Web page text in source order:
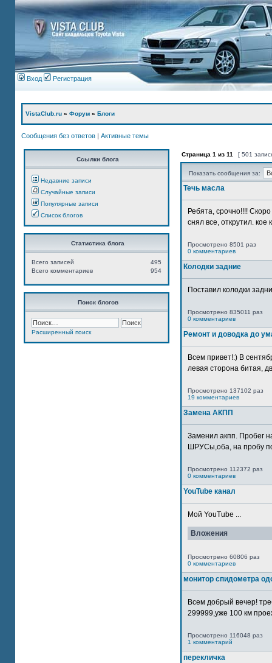
Вход Регистрация
VistaClub.ru » Форум » Блоги
Сообщения без ответов | Активные темы
Ссылки блога
Недавние записи
Случайные записи
Популярные записи
Список блогов
Статистика блога
495
Всего записей
954
Всего комментариев
Поиск блогов
Расширенный поиск
Страница 1 из 11 [ 501
Показать сообщения за:
Течь масла
Ребята, срочно!!!!
снял все, открутил. кое
Просмотрено 8501 раз
0 комментариев
Колодки задние
Поставил колодки
Просмотрено 835011 раз
0 комментариев
Ремонт и доводка до
Всем привет!:) В
левая сторона битая,
Просмотрено 137102 раз
19 комментариев
Замена АКПП
Заменил акпп. Пробег
ШРУСы,оба, на пробу
Просмотрено 112372 раз
0 комментариев
YouTube канал
Мой YouTube ...
Вложения
Просмотрено 60806 раз
0 комментариев
монитор спидометра
Всем добрый вечер!
299999,уже 100 км
Просмотрено 116048 раз
1 комментарий
перекличка